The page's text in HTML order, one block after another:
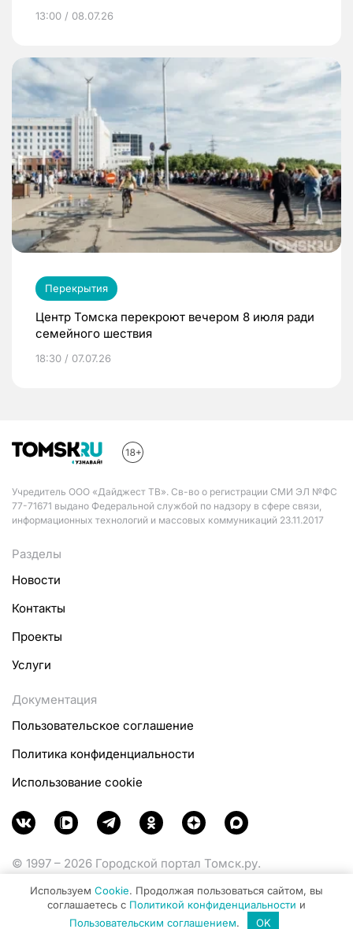
13:00 / 08.07.26
Перекрытия
Центр Томска перекроют вечером 8 июля ради
семейного шествия
18:30 / 07.07.26
Учредитель ООО «Дайджест ТВ». Св-во о регистрации СМИ ЭЛ №ФС
77-71671 выдано Федеральной службой по надзору в сфере связи,
информационных технологий и массовых коммуникаций 23.11.2017
Разделы
Новости
Контакты
Проекты
Услуги
Документация
Пользовательское соглашение
Политика конфиденциальности
Использование cookie
© 1997 – 2026 Городской портал Томск.ру.
Министерства цифрового развития, связи и массовых
коммуникаций Российской Федерации.
Используем Cookie. Продолжая пользоваться сайтом, вы
соглашаетесь с Политикой конфиденциальности и
Пользовательским соглашением. OK